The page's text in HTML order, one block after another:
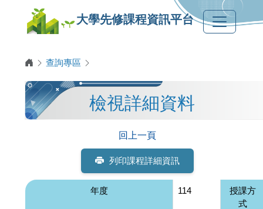
大學先修課程資訊平台
查詢專區
檢視詳細資料
回上一頁
列印課程詳細資訊
年度 114
授課方
式